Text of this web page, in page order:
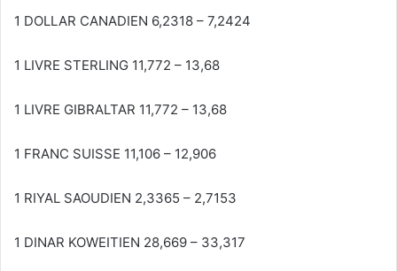
1 DOLLAR CANADIEN 6,2318 – 7,2424
1 LIVRE STERLING 11,772 – 13,68
1 LIVRE GIBRALTAR 11,772 – 13,68
1 FRANC SUISSE 11,106 – 12,906
1 RIYAL SAOUDIEN 2,3365 – 2,7153
1 DINAR KOWEITIEN 28,669 – 33,317